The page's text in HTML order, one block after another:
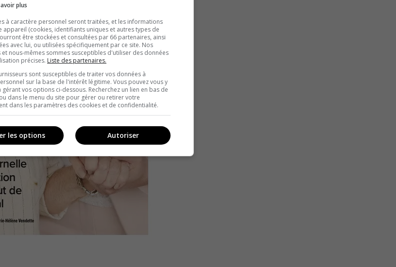
plus
à caractère personnel seront traitées, et les informations
appareil (cookies, identifiants uniques et autres types de
être stockées et consultées par 66 partenaires, ainsi
avec lui, ou utilisées spécifiquement par ce site. Nos
nous-mêmes sommes susceptibles d'utiliser des données
précises. Liste des partenaires.
sont susceptibles de traiter vos données à
sur la base de l'intérêt légitime. Vous pouvez vous y
vos options ci-dessous. Recherchez un lien en bas de
dans le menu du site pour gérer ou retirer votre
dans les paramètres des cookies et de confidentialité.
Autoriser
les options